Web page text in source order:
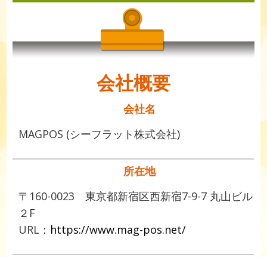
会社概要
会社名
MAGPOS (シーフラット株式会社)
所在地
〒160-0023 東京都新宿区西新宿7-9-7 丸山ビル
２F
URL： https://www.mag-pos.net/